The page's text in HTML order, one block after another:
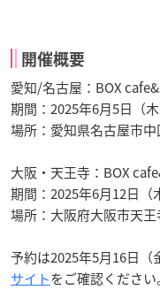
開催概要
愛知/名古屋：BOX
期間：2025年6月5日（
場所：愛知県名古屋市
大阪・天王寺：BOX
期間：2025年6月12日（
場所：大阪府大阪市天
予約は2025年5月16日（
サイトをご確認ください